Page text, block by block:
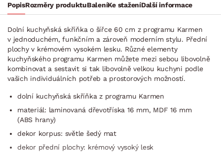
PopisRozměry produktuBaleníKe staženíDalší informace
Dolní kuchyňská skříňka o šířce 60 cm z programu Karmen
v jednoduchém, funkčním a zároveň moderním stylu. Přední
plochy v krémovém vysokém lesku. Různé elementy
kuchyňského programu Karmen můžete mezi sebou libovolně
kombinovat a sestavit si tak libovolně velkou kuchyni podle
vašich individuálních potřeb a prostorových možností.
dolní kuchyňská skříňka z programu Karmen
materiál: laminovaná dřevotříska 16 mm, MDF 16 mm
(ABS hrany)
dekor korpus: světle šedý mat
dekor přední plochy: krémový vysoký lesk